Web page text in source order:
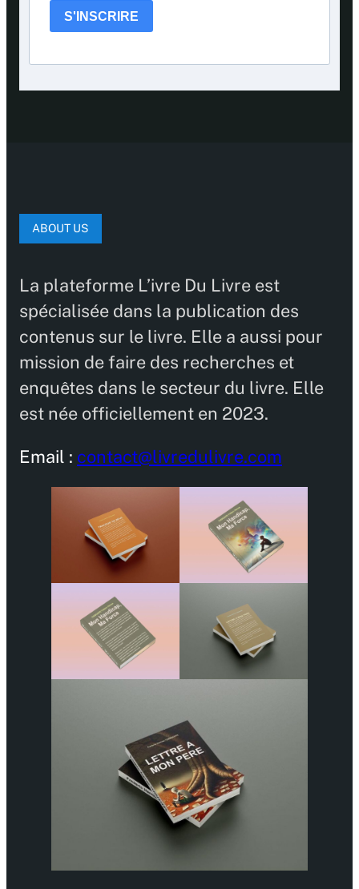
S'INSCRIRE
ABOUT US
La plateforme L’ivre Du Livre est
spécialisée dans la publication des
contenus sur le livre. Elle a aussi pour
mission de faire des recherches et
enquêtes dans le secteur du livre. Elle
est née officiellement en 2023.
Email : contact@livredulivre.com